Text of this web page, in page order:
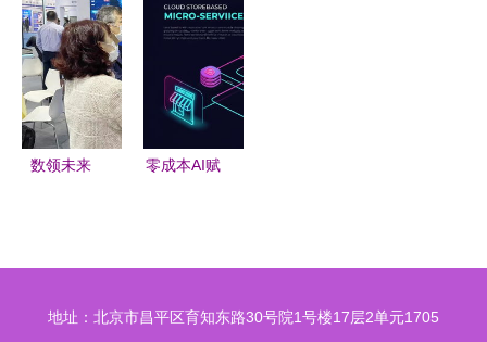
销售总监莅
临我司指导
工作
圆满举办，
样未来
数领未来
零成本AI赋
整指南
地址：北京市昌平区育知东路30号院1号楼17层2单元1705